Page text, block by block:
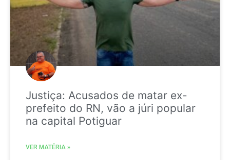
Justiça: Acusados de matar ex-
prefeito do RN, vão a júri popular
na capital Potiguar
VER MATÉRIA »